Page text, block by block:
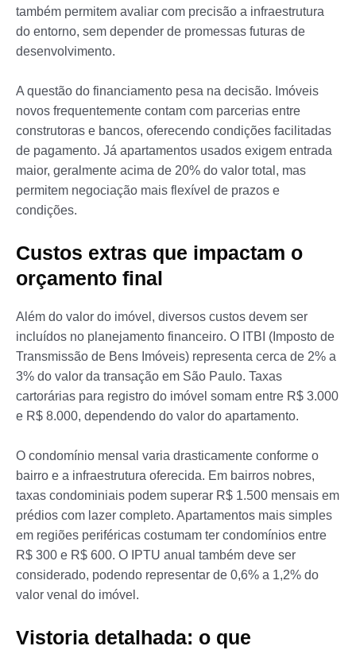
também permitem avaliar com precisão a infraestrutura
do entorno, sem depender de promessas futuras de
desenvolvimento.
A questão do financiamento pesa na decisão. Imóveis
novos frequentemente contam com parcerias entre
construtoras e bancos, oferecendo condições facilitadas
de pagamento. Já apartamentos usados exigem entrada
maior, geralmente acima de 20% do valor total, mas
permitem negociação mais flexível de prazos e
condições.
Custos extras que impactam o
orçamento final
Além do valor do imóvel, diversos custos devem ser
incluídos no planejamento financeiro. O ITBI (Imposto de
Transmissão de Bens Imóveis) representa cerca de 2% a
3% do valor da transação em São Paulo. Taxas
cartorárias para registro do imóvel somam entre R$ 3.000
e R$ 8.000, dependendo do valor do apartamento.
O condomínio mensal varia drasticamente conforme o
bairro e a infraestrutura oferecida. Em bairros nobres,
taxas condominiais podem superar R$ 1.500 mensais em
prédios com lazer completo. Apartamentos mais simples
em regiões periféricas costumam ter condomínios entre
R$ 300 e R$ 600. O IPTU anual também deve ser
considerado, podendo representar de 0,6% a 1,2% do
valor venal do imóvel.
Vistoria detalhada: o que